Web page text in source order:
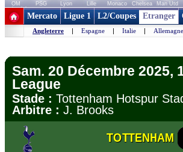
OM PSG Lyon Lille Monaco Chelsea Man Utd
+ de clubs
Mercato Ligue 1 L2/Coupes Etranger
Angleterre | Espagne | Italie | Allemagne
Sam. 20 Décembre 2025,
League
Stade : Tottenham Hotspur
Arbitre : J. Brooks
TOTTENHAM